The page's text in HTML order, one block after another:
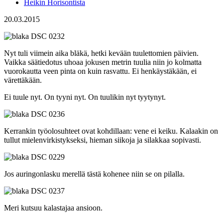
Heikin Horisontista
20.03.2015
Nyt tuli viimein aika bläkä, hetki kevään tuulettomien päivien.
Vaikka säätiedotus uhoaa jokusen metrin tuulia niin jo kolmatta
vuorokautta veen pinta on kuin rasvattu. Ei henkäystäkään, ei
värettäkään.
Ei tuule nyt. On tyyni nyt. On tuulikin nyt tyytynyt.
Kerrankin työolosuhteet ovat kohdillaan: vene ei keiku. Kalaakin on
tullut mielenvirkistykseksi, hieman siikoja ja silakkaa sopivasti.
Jos auringonlasku merellä tästä kohenee niin se on pilalla.
Meri kutsuu kalastajaa ansioon.